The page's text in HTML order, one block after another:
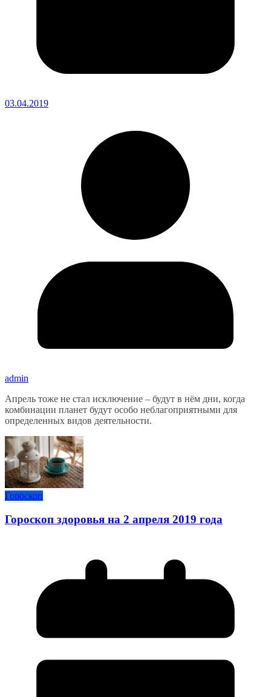
03.04.2019
admin
Апрель тоже не стал исключение – будут в нём дни, когда
комбинации планет будут особо неблагоприятными для
определенных видов деятельности.
Гороскоп
Гороскоп здоровья на 2 апреля 2019 года